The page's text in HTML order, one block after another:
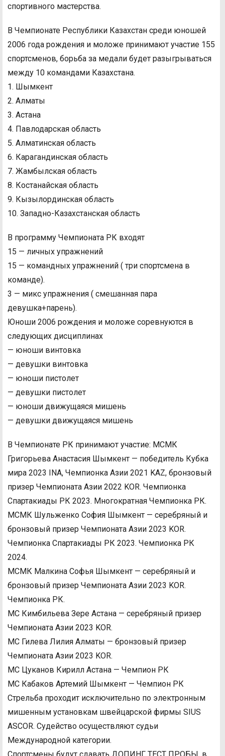
спортивного мастерства.
В Чемпионате Республики Казахстан среди юношей
2006 года рождения и моложе принимают участие 155
спортсменов, борьба за медали будет разыгрываться
между 10 командами Казахстана.
1. Шымкент
2. Алматы
3. Астана
4. Павлодарская область
5. Алматинская область
6. Карагандинская область
7. Жамбылская область
8. Костанайская область
9. ⁠Кызылординская область
10. ⁠Западно-Казахстанская область
В программу Чемпионата РК входят
15 — личных упражнений
15 — командных упражнений ( три спортсмена в
команде).
3 — микс упражнения ( смешанная пара
девушка+парень).
Юноши 2006 рождения и моложе соревнуются в
следующих дисциплинах
— юноши винтовка
— девушки винтовка
— юноши пистолет
— девушки пистолет
— юноши движущаяся мишень
— девушки движущаяся мишень
В Чемпионате РК принимают участие: МСМК
Григорьева Анастасия Шымкент — победитель Кубка
мира 2023 INA, Чемпионка Азии 2021 KAZ, бронзовый
призер Чемпионата Азии 2022 KOR. Чемпионка
Спартакиады РК 2023. Многократная Чемпионка РК.
МСМК Шульженко София Шымкент — серебряный и
бронзовый призер Чемпионата Азии 2023 KOR.
Чемпионка Спартакиады РК 2023. Чемпионка РК
2024.
МСМК Малкина Софья Шымкент — серебряный и
бронзовый призер Чемпионата Азии 2023 KOR.
Чемпионка РК.
МС Кимбильева Зере Астана — серебряный призер
Чемпионата Азии 2023 KOR.
МС Гилева Лилия Алматы — бронзовый призер
Чемпионата Азии 2023 KOR.
МС Цуканов Кирилл Астана — Чемпион РК
МС Кабаков Артемий Шымкент — Чемпион РК
Стрельба проходит исключительно по электронным
мишенным установкам швейцарской фирмы SIUS
ASCOR. Судейство осуществляют судьи
Международной категории.